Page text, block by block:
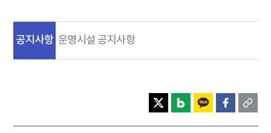
공지사항 운영시설 공지사항